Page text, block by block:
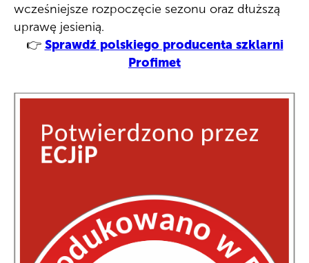
wcześniejsze rozpoczęcie sezonu oraz dłuższą
uprawę jesienią.
👉 Sprawdź polskiego producenta szklarni
Profimet